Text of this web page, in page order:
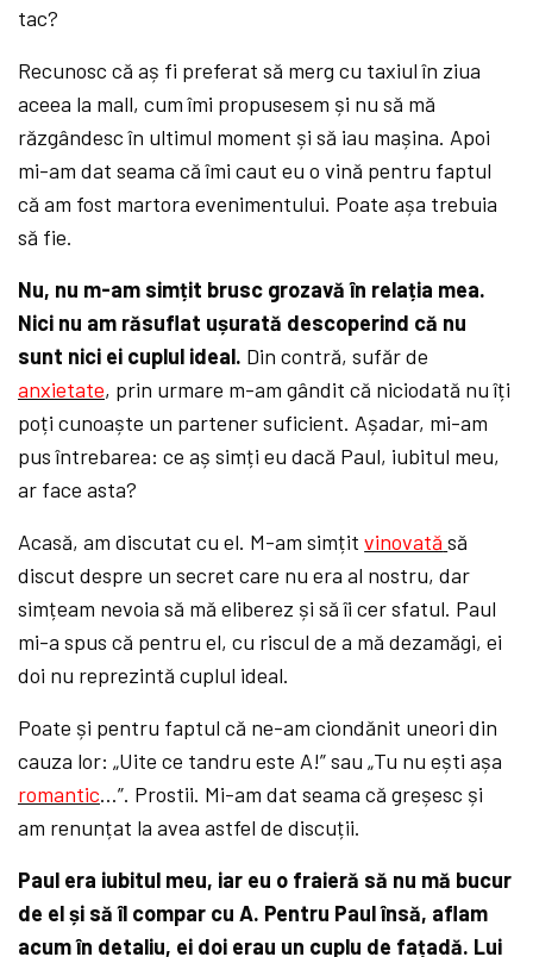
tac?
Recunosc că aș fi preferat să merg cu taxiul în ziua
aceea la mall, cum îmi propusesem și nu să mă
răzgândesc în ultimul moment și să iau mașina. Apoi
mi-am dat seama că îmi caut eu o vină pentru faptul
că am fost martora evenimentului. Poate așa trebuia
să fie.
Nu, nu m-am simțit brusc grozavă în relația mea.
Nici nu am răsuflat ușurată descoperind că nu
sunt nici ei cuplul ideal. Din contră, sufăr de
anxietate, prin urmare m-am gândit că niciodată nu îți
poți cunoaște un partener suficient. Așadar, mi-am
pus întrebarea: ce aș simți eu dacă Paul, iubitul meu,
ar face asta?
Acasă, am discutat cu el. M-am simțitvinovată să
discut despre un secret care nu era al nostru, dar
simțeam nevoia să mă eliberez și să îi cer sfatul. Paul
mi-a spus că pentru el, cu riscul de a mă dezamăgi, ei
doi nu reprezintă cuplul ideal.
Poate și pentru faptul că ne-am ciondănit uneori din
cauza lor: „Uite ce tandru este A!” sau „Tu nu ești așa
romantic…”. Prostii. Mi-am dat seama că greșesc și
am renunțat la avea astfel de discuții.
Paul era iubitul meu, iar eu o fraieră să nu mă bucur
de el și să îl compar cu A. Pentru Paul însă, aflam
acum în detaliu, ei doi erau un cuplu de fațadă. Lui